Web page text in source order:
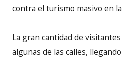
contra el turismo masivo en la
La gran cantidad de
algunas de las calles,